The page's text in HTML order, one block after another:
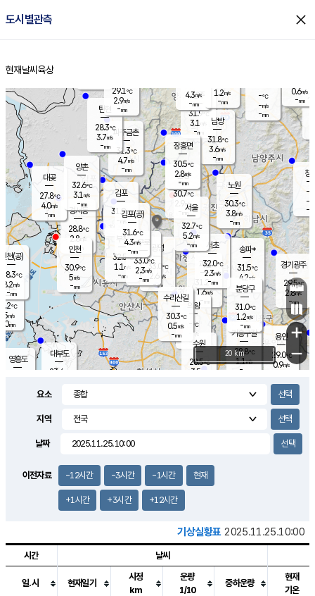
도시별관측 close
홈
현재날씨 육상
의도
℃
m/s
mm
영흥도
양주
31.9℃
3.1
-mm
과천
31.2℃
1.6m/s
- mm
용인
29.0℃
0.9m/s
경기광주
29.5℃
2.8m/s
-mm
1.1m/s
대부도
23.4
14.5
경서동
28.8℃
2.8 m/s
-mm
파주금촌
31.3℃
4.7m/s
-mm
-℃
-m/s
-mm
대곶
27.8℃
4.0m/s
-mm
창
-
-m/
-
탄현
28.3℃
3.7m/s
-mm
0.6m/s
-mm
의왕
- ℃
m/s
mm
김포
31.9℃
-m/s
mm
광명
33.0
℃
2.6 m/s
-mm
부천
32.5℃
1.1 m/s
-mm
양촌
32.6℃
3.1 m/s
-mm
구로
33.0℃
2.3m/s
-mm
은평
30.7℃
2.9 m/s
- mm
노원
30.3℃
3.8m/s
-mm
송파*
31.5℃
4.2m/s
-mm
서초
32.0℃
2.3m/s
-mm
남방
31.8℃
3.6m/s
-mm
기흥구갈
28.8℃
1.1m/s
-
수리산길
30.3℃
0.5m/s
-mm
분당구
31.0℃
1.2m/s
-mm
장흥면
30.5℃
2.8m/s
-mm
4.3m/s
-mm
인천(공)
28.3℃
8.2m/s
-mm
김포(공)
31.6℃
4.3m/s
-mm
수원
28.5℃
3.5 m/s
인천
30.9℃
5m/s
-mm
서울
32.7℃
5.2m/s
-mm
29.1℃
2.9m/s
-mm
1.2m/s
-mm
+
−
20 km
요소
지역
날짜
이전자료 -12시간 -3시간 -1시간 현재
+1시간 +3시간 +12시간
기상실황표 2025.11.25.10:00
시간 날씨
일.시 현재일기
시정
km
운량
1/10
중하운량
현재
기온